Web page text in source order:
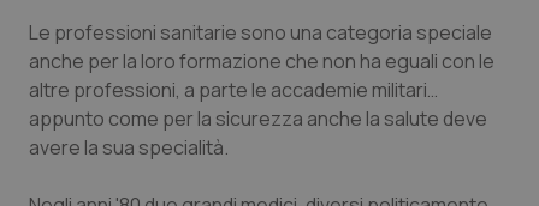
Sardegna
Sicilia
Malattia di Crohn & Rettocolite Ulcerosa
Neuroscienze & patologie neurodegenerative
Le professioni sanitarie sono una categoria speciale
anche per la loro formazione che non ha eguali con le
altre professioni, a parte le accademie militari…
appunto come per la sicurezza anche la salute deve
avere la sua specialità.